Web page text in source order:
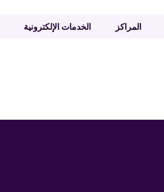
المراكز الخدمات الإلكترونية